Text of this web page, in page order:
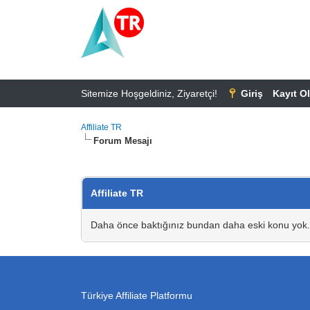
Sitemize Hoşgeldiniz, Ziyaretçi! Giriş Kayıt Ol
Affiliate TR
Forum Mesajı
Affiliate TR
Daha önce baktığınız bundan daha eski konu yok.
Türkiye Affiliate Platformu